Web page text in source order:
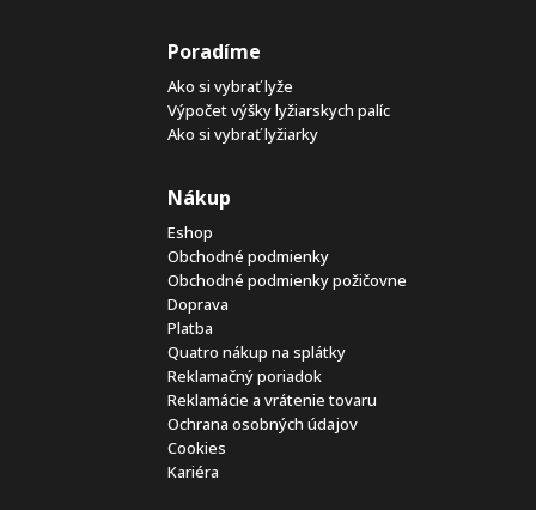
Poradíme
Ako si vybrať lyže
Výpočet výšky lyžiarskych palíc
Ako si vybrať lyžiarky
Nákup
Eshop
Obchodné podmienky
Obchodné podmienky požičovne
Doprava
Platba
Quatro nákup na splátky
Reklamačný poriadok
Reklamácie a vrátenie tovaru
Ochrana osobných údajov
Cookies
Kariéra